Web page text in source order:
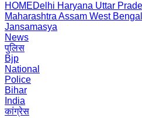
HOMEDelhi Haryana Uttar
Maharashtra Assam West Bengal
Jansamasya
News
पुलिस
Bjp
National
Police
Bihar
India
कांग्रेस